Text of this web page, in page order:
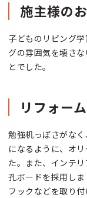
施主様の
子どものリビング
グの雰囲気を壊さ
とでした。
リフォー
勉強机っぽさがな
になるように、オ
た。また、インテ
孔ボードを採用し
フックなどを取り